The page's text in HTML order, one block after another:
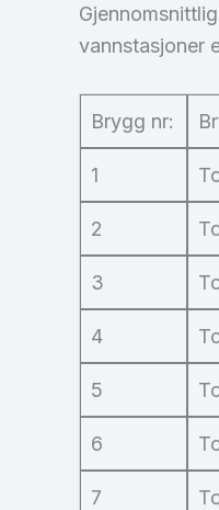
vannstasjoner
Brygg nr:
1
2
3
4
5
6
7